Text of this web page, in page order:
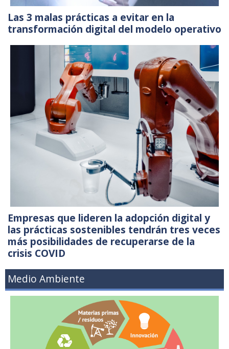
Las 3 malas prácticas a evitar en la
transformación digital del modelo operativo
Empresas que lideren la adopción digital y
las prácticas sostenibles tendrán tres veces
más posibilidades de recuperarse de la
crisis COVID
Medio Ambiente